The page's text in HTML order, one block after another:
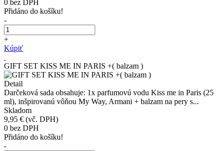
0 bez DPH
Přidáno do košíku!
-
+
Kúpiť
GIFT SET KISS ME IN PARIS +( balzam )
Detail
Darčeková sada obsahuje: 1x parfumovú vodu Kiss me in Paris (25
ml), inšpirovanú vôňou My Way, Armani + balzam na pery s...
Skladom
9,95 € (vč. DPH)
0 bez DPH
Přidáno do košíku!
-